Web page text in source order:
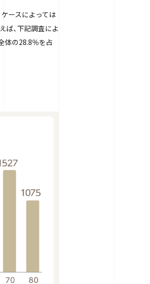
ースによっては
ば、下記調査によ
体の28.8％を占